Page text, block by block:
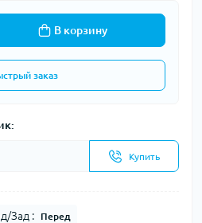
В корзину
заказ
Купить
Зад : Перед